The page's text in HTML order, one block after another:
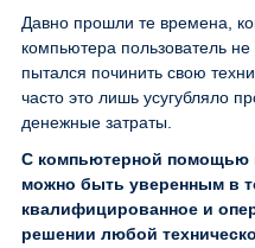
Давно прошли те времена,
компьютера пользователь не
пытался починить свою
часто это лишь усугубляло
денежные затраты.
С компьютерной помощью
можно быть уверенным в
квалифицированное и
решении любой